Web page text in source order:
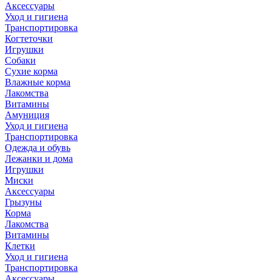
Аксессуары
Уход и гигиена
Транспортировка
Когтеточки
Игрушки
Собаки
Сухие корма
Влажные корма
Лакомства
Витамины
Амуниция
Уход и гигиена
Транспортировка
Одежда и обувь
Лежанки и дома
Игрушки
Миски
Аксессуары
Грызуны
Корма
Лакомства
Витамины
Клетки
Уход и гигиена
Транспортировка